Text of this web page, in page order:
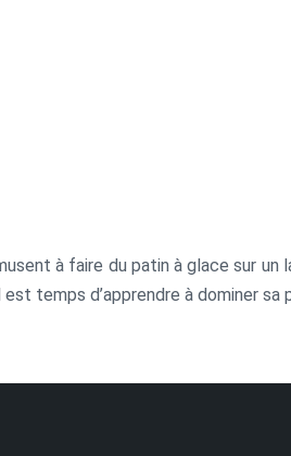
à faire du patin à glace sur un
temps d’apprendre à dominer sa